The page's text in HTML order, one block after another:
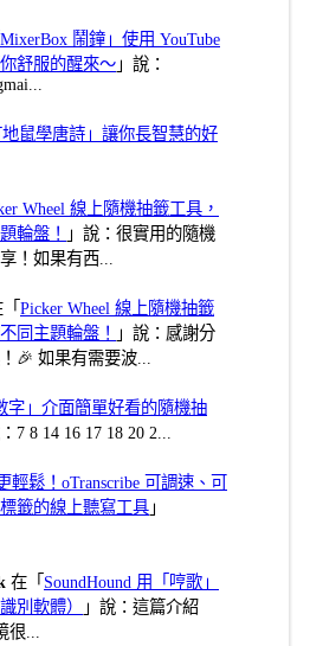
MixerBox 鬧鐘」使用 YouTube
舒服的醒來～ 」說：
地鼠學唐詩」讓你長智慧的好
Wheel 線上隨機抽籤工具，
輪盤！
」說：很實用的隨機
！如果有西...
Picker Wheel 線上隨機抽籤
同主題輪盤！
」說：感謝分
🎉 如果有需要波...
字」介面簡單好看的隨機抽
7 8 14 16 17 18 20 2...
輕鬆！oTranscribe 可調速、可
籤的線上聽寫工具 」
在「 SoundHound 用「哼歌」
別軟體）
」說：這篇介紹
很...